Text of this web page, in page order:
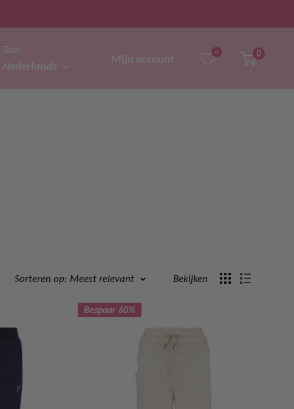
Taal
Nederlands
Mijn account 0 0
Sorteren op: Meest relevant Bekijken
Bespaar 60%